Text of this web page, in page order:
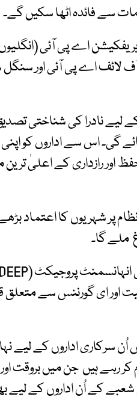
سے فائدہ اٹھا سکیں گے۔
اے پی آئی
لیے نادرا کی شناختی
گی۔ اس سے اداروں کو اپنی
اور رازداری کے اعلیٰ ترین
شہریوں کا اعتماد بڑھے
ملے گا۔
اور ای گورننس سے
سرکاری اداروں کے لیے
کر رہے ہیں جن میں بروقت
کے اُن اداروں کے لیے